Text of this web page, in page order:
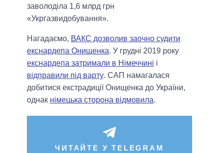
заволоділа 1,6 млрд грн
«Укргазвидобування».
Нагадаємо, ВАКС дозволив заочно судити
екснардепа Онищенка. У грудні 2019 року
екснардепа затримали в Німеччині і
відправили під варту. САП намагалася
добитися екстрадиції Онищенка до України,
однак німецька сторона відмовила.
ЧИТАЙТЕ У TELEGRAM